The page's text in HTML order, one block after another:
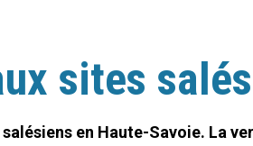
sites
en Haute-Savoie. La